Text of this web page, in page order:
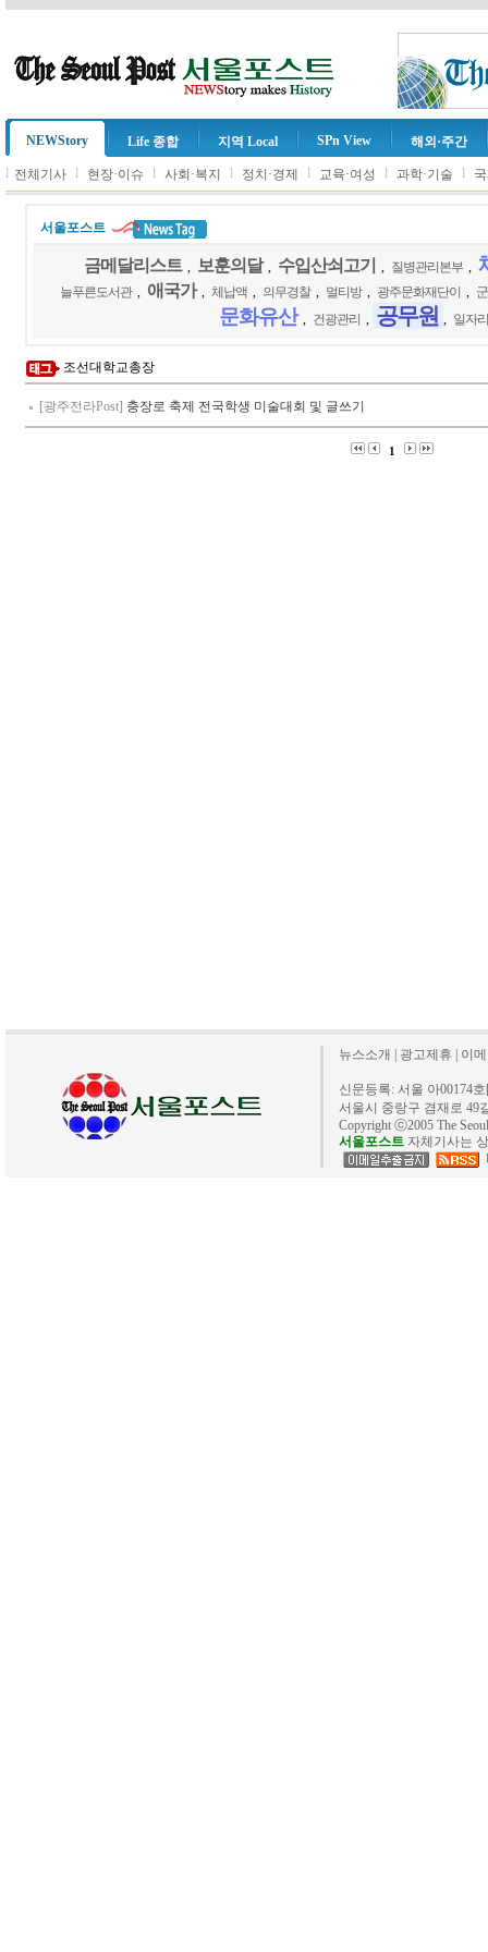
NEWStory Life 종합 지역 Local SPn View 해외·주간
l 전체기사 l 현장·이슈 l 사회·복지 l 정치·경제 l 교육·여성 l 과학·기술 l
서울포스트
금메달리스트 보훈의달 수입산쇠고기 질병관리본부
늘푸른도서관 애국가 체납액 의무경찰 멀티방 광주문화재단이
문화유산 건광관리 공무원 일자
조선대학교총장
[광주전라Post] 충장로 축제 전국학생 미술대회 및 글쓰기
1
뉴스소개 광고제휴 이
신문등록: 서울 아00174
서울시 중랑구 겸재로 49
Copyright ⓒ2005 The
서울포스트 자체기사는